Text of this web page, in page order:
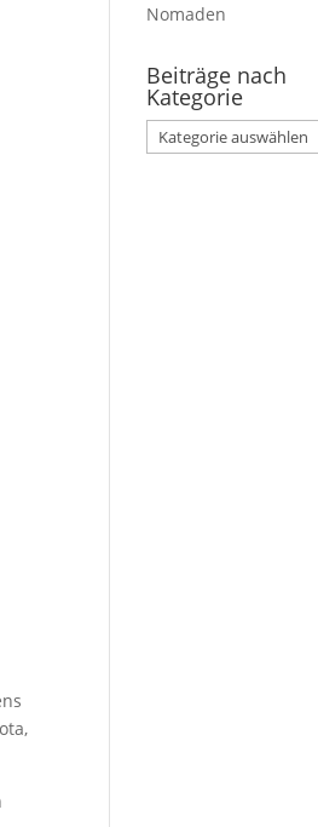
Nomaden
Beiträge nach
Kategorie
Beiträge
nach